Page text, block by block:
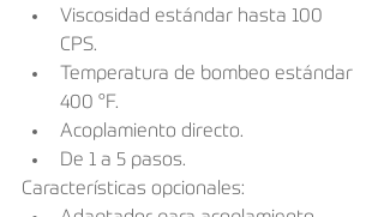
Viscosidad estándar hasta 100
CPS.
Temperatura de bombeo estándar
400 °F.
Acoplamiento directo.
De 1 a 5 pasos.
Características opcionales: